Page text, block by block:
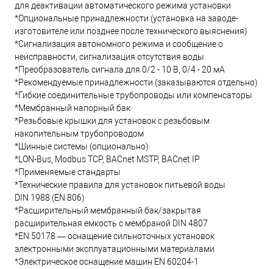
для деактивации автоматического режима установки
*Опциональные принадлежности (установка на заводе-
изготовителе или позднее после технического выяснения)
*Сигнализация автономного режима и сообщение о
неисправности, сигнализация отсутствия воды
*Преобразователь сигнала для 0/2 - 10 В, 0/4 - 20 мА
*Рекомендуемые принадлежности (заказываются отдельно)
*Гибкие соединительные трубопроводы или компенсаторы
*Мембранный напорный бак
*Резьбовые крышки для установок с резьбовым
накопительным трубопроводом
*Шинные системы (опционально)
*LON-Bus, Modbus TCP, BACnet MSTP, BACnet IP
*Применяемые стандарты
*Технические правила для установок питьевой воды
DIN 1988 (EN 806)
*Расширительный мембранный бак/закрытая
расширительная емкость с мембраной DIN 4807
*EN 50178 — оснащение сильноточных установок
электронными эксплуатационными материалами
*Электрическое оснащение машин EN 60204-1